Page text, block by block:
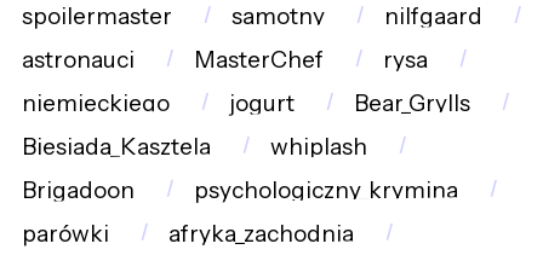
spoilermaster
samotny
nilfgaard
astronauci
MasterChef
rysa
niemieckiego
jogurt
Bear_Grylls
Biesiada_Kasztela
whiplash
Brigadoon
psychologiczny_krymina
parówki
afryka_zachodnia